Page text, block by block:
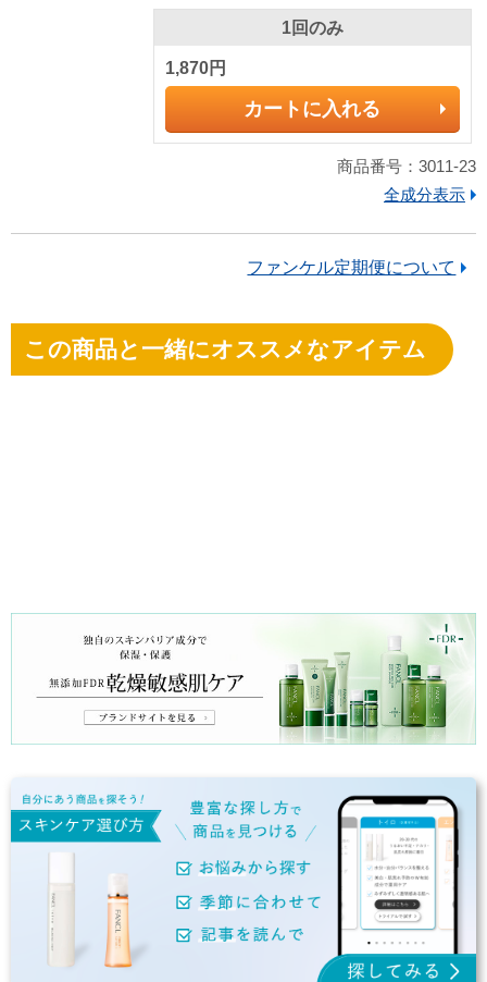
1回のみ
1,870円
カートに入れる
商品番号：3011-23
全成分表示
ファンケル定期便について
この商品と一緒にオススメなアイテム